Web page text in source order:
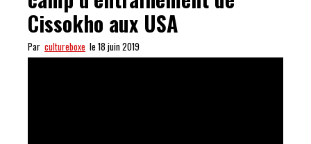
Cissokho aux USA
Par cultureboxe le 18 juin 2019